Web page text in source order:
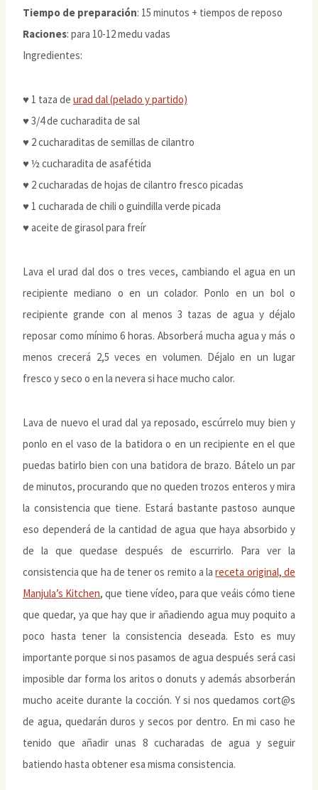
Tiempo de preparación: 15 minutos + tiempos de reposo
Raciones: para 10-12 medu vadas
Ingredientes:
♥ 1 taza de urad dal (pelado y partido)
♥ 3/4 de cucharadita de sal
♥ 2 cucharaditas de semillas de cilantro
♥ ½ cucharadita de asafétida
♥ 2 cucharadas de hojas de cilantro fresco picadas
♥ 1 cucharada de chili o guindilla verde picada
♥ aceite de girasol para freír
Lava el urad dal dos o tres veces, cambiando el agua en un
recipiente mediano o en un colador. Ponlo en un bol o
recipiente grande con al menos 3 tazas de agua y déjalo
reposar como mínimo 6 horas. Absorberá mucha agua y más o
menos crecerá 2,5 veces en volumen. Déjalo en un lugar
fresco y seco o en la nevera si hace mucho calor.
Lava de nuevo el urad dal ya reposado, escúrrelo muy bien y
ponlo en el vaso de la batidora o en un recipiente en el que
puedas batirlo bien con una batidora de brazo. Bátelo un par
de minutos, procurando que no queden trozos enteros y mira
la consistencia que tiene. Estará bastante pastoso aunque
eso dependerá de la cantidad de agua que haya absorbido y
de la que quedase después de escurrirlo. Para ver la
consistencia que ha de tener os remito a lareceta original, de
Manjula’s Kitchen, que tiene vídeo, para que veáis cómo tiene
que quedar, ya que hay que ir añadiendo agua muy poquito a
poco hasta tener la consistencia deseada. Esto es muy
importante porque si nos pasamos de agua después será casi
imposible dar forma los aritos o donuts y además absorberán
mucho aceite durante la cocción. Y si nos quedamos cort@s
de agua, quedarán duros y secos por dentro. En mi caso he
tenido que añadir unas 8 cucharadas de agua y seguir
batiendo hasta obtener esa misma consistencia.